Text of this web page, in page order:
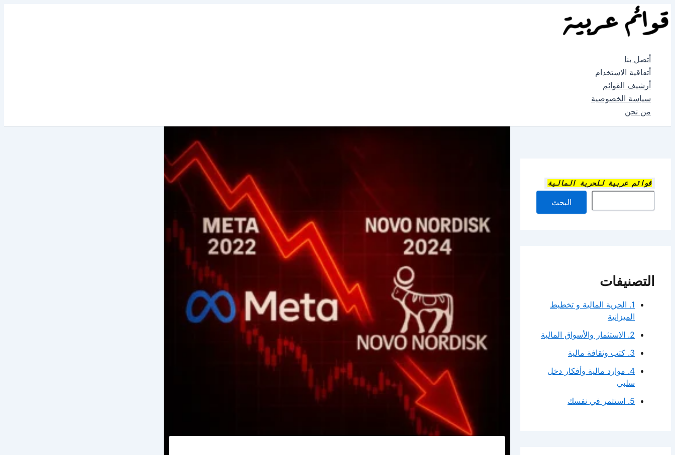
تخطي
إلى
المحتوى
أتصل بنا
أتفاقية الاستخدام
أرشيف القوائم
سياسة الخصوصية
من نحن
قوائم عربية للحرية المالية
البحث
التصنيفات
1. الحرية المالية و تخطيط
الميزانية
2. الاستثمار والأسواق المالية
3. كتب وثقافة مالية
4. موارد مالية وأفكار دخل
سلبي
5. استثمر في نفسك